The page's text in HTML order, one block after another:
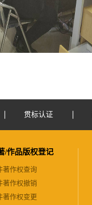
贯标认证
/作品版权登记
著作权查询
著作权撤销
著作权变更